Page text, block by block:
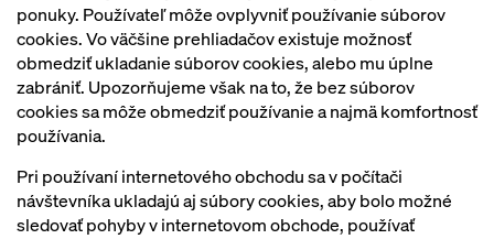
ponuky. Používateľ môže ovplyvniť používanie súborov
cookies. Vo väčšine prehliadačov existuje možnosť
obmedziť ukladanie súborov cookies, alebo mu úplne
zabrániť. Upozorňujeme však na to, že bez súborov
cookies sa môže obmedziť používanie a najmä komfortnosť
používania.
Pri používaní internetového obchodu sa v počítači
návštevníka ukladajú aj súbory cookies, aby bolo možné
sledovať pohyby v internetovom obchode, používať